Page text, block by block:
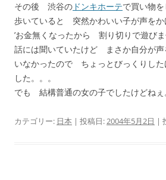
その後 渋谷の ドンキホーテで買い物を
歩いていると 突然かわいい子が声をか
’お金無くなったから 割り切りで遊びま
話には聞いていたけど まさか自分が声
いなかったので ちょっとびっくりし
した。。。
でも 結構普通の女の子でしたけどねぇ
カテゴリー: 日本 | 投稿日:2004年5月2日 |